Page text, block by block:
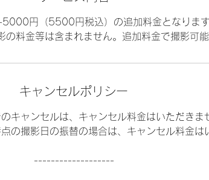
円（5500円税込）の追加料金となります
キャンセルポリシー
キャンセルは、キャンセル料金はいただきま
の撮影日の振替の場合は、キャンセル料金は
-------------------